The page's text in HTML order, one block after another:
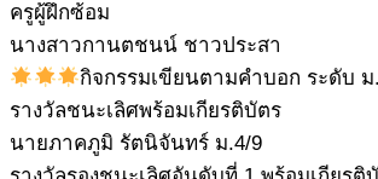
ครูผู้ฝึกซ้อม
นางสาวกานตชนน์ ชาวประสา
กิจกรรมเขียนตามคำบอก ระดับ
รางวัลชนะเลิศพร้อมเกียรติบัตร
นายภาคภูมิ รัตนิจันทร์ ม.4/9